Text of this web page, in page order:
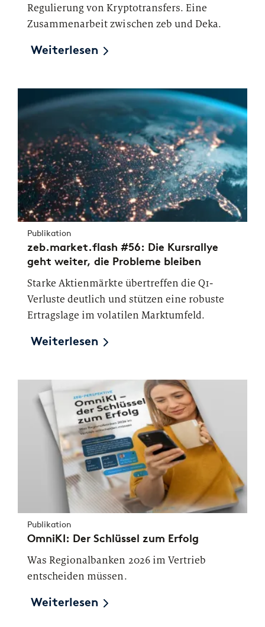
Regulierung von Kryptotransfers. Eine
Zusammenarbeit zwischen zeb und Deka.
Weiterlesen
Publikation
zeb.market.flash #56: Die Kursrallye
geht weiter, die Probleme bleiben
Starke Aktienmärkte übertreffen die Q1-
Verluste deutlich und stützen eine robuste
Ertragslage im volatilen Marktumfeld.
Weiterlesen
Publikation
OmniKI: Der Schlüssel zum Erfolg
Was Regionalbanken 2026 im Vertrieb
entscheiden müssen.
Weiterlesen